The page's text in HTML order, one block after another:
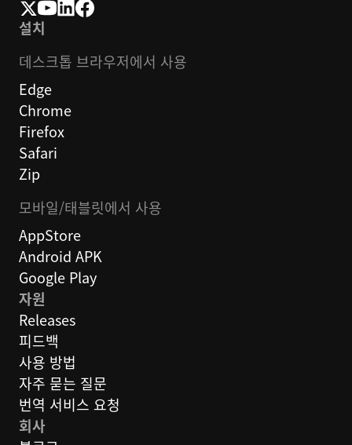
설치
데스크톱 브라우저에서 사용
Edge
Chrome
Firefox
Safari
Zip
모바일/태블릿에서 사용
AppStore
Android APK
Google Play
자원
Releases
피드백
사용 방법
자주 묻는 질문
번역 서비스 요청
회사